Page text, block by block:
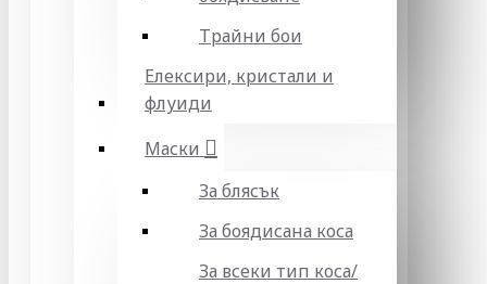
Трайни бои
Елексири, кристали и
флуиди
Маски
За блясък
За боядисана коса
За всеки тип коса/